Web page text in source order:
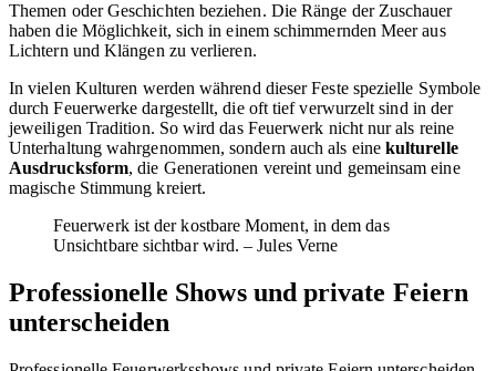
Themen oder Geschichten beziehen. Die Ränge der Zuschauer
haben die Möglichkeit, sich in einem schimmernden Meer aus
Lichtern und Klängen zu verlieren.
In vielen Kulturen werden während dieser Feste spezielle Symbole
durch Feuerwerke dargestellt, die oft tief verwurzelt sind in der
jeweiligen Tradition. So wird das Feuerwerk nicht nur als reine
Unterhaltung wahrgenommen, sondern auch als eine kulturelle
Ausdrucksform, die Generationen vereint und gemeinsam eine
magische Stimmung kreiert.
Feuerwerk ist der kostbare Moment, in dem das
Unsichtbare sichtbar wird. – Jules Verne
Professionelle Shows und private Feiern
unterscheiden